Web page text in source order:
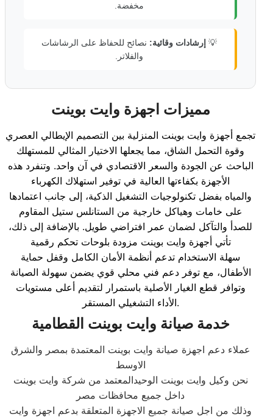
مخفضة.
💡 إرشادات وقائية: نصائح للحفاظ على الرشاشات
والفلاتر.
مميزات اجهزة وايت بوينت
تجمع أجهزة وايت بوينت المنزلية بين التصميم الإيطالي العصري
وقوة التحمل الشاق، مما يجعلها الاختيار المثالي للمستهلك
الباحث عن الجودة والسعر الاقتصادي في آن واحد. وتنفرد هذه
الأجهزة بكفاءتها العالية في توفير استهلاك الكهرباء
والمياه بفضل تكنولوجيات التشغيل الذكية، إلى جانب اعتمادها
على خامات وهياكل خارجية من الستانلس ستيل المقاوم
للصدأ والتآكل لضمان عمر افتراضي طويل. بالإضافة إلى ذلك،
تأتي أجهزة وايت بوينت مزودة بلوحات تحكم رقمية
سهلة الاستخدام تدعم أنظمة الأمان الكامل وقفل حماية
الأطفال، مع توفر دعم فني محلي قوي يضمن سهولة الصيانة
وتوافر قطع الغيار الأصلية باستمرار لتقديم أعلى مستويات
الأداء التشغيلي المستقر.
خدمة صيانة وايت بوينت القطامية
عملاء دعم اجهزة صيانة وايت بوينت المعتمدة بمصر والشرق
الاوسط
نحن وكيل وايت بوينت الوحيدالمعتمد من شركة وايت بوينت
داخل جميع محافظات مصر
وذلك من اجل صيانة جميع الاجهزة المتعلقة بدعم اجهزة وايت